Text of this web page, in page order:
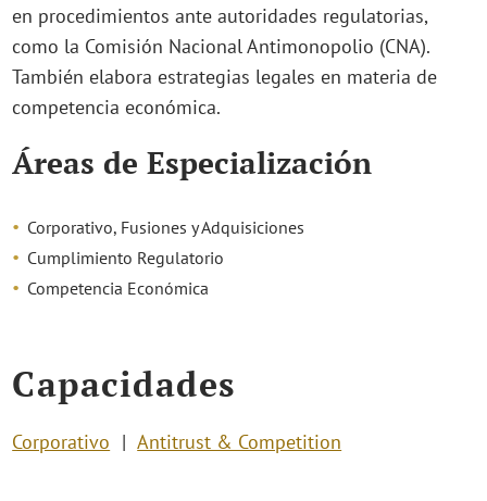
en procedimientos ante autoridades regulatorias,
como la Comisión Nacional Antimonopolio (CNA).
También elabora estrategias legales en materia de
competencia económica.
Áreas de Especialización
Corporativo, Fusiones y Adquisiciones
Cumplimiento Regulatorio
Competencia Económica
Capacidades
Corporativo Antitrust & Competition